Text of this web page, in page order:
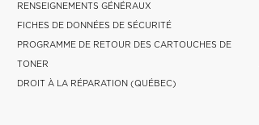
RENSEIGNEMENTS GÉNÉRAUX
FICHES DE DONNÉES DE SÉCURITÉ
PROGRAMME DE RETOUR DES CARTOUCHES DE
TONER
DROIT À LA RÉPARATION (QUÉBEC)